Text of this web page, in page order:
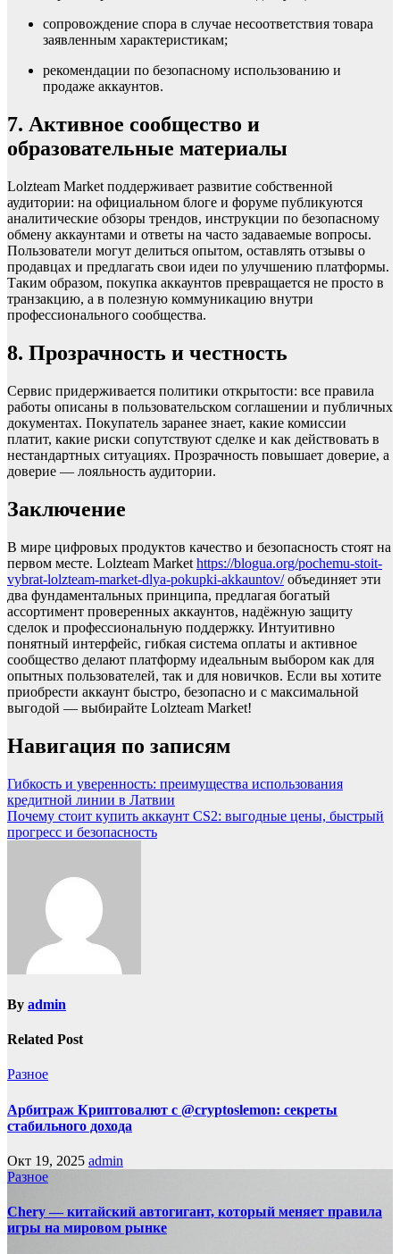
сопровождение спора в случае несоответствия товара
заявленным характеристикам;
рекомендации по безопасному использованию и
продаже аккаунтов.
7. Активное сообщество и
образовательные материалы
Lolzteam Market поддерживает развитие собственной
аудитории: на официальном блоге и форуме публикуются
аналитические обзоры трендов, инструкции по безопасному
обмену аккаунтами и ответы на часто задаваемые вопросы.
Пользователи могут делиться опытом, оставлять отзывы о
продавцах и предлагать свои идеи по улучшению платформы.
Таким образом, покупка аккаунтов превращается не просто в
транзакцию, а в полезную коммуникацию внутри
профессионального сообщества.
8. Прозрачность и честность
Сервис придерживается политики открытости: все правила
работы описаны в пользовательском соглашении и публичных
документах. Покупатель заранее знает, какие комиссии
платит, какие риски сопутствуют сделке и как действовать в
нестандартных ситуациях. Прозрачность повышает доверие, а
доверие — лояльность аудитории.
Заключение
В мире цифровых продуктов качество и безопасность стоят на
первом месте. Lolzteam Market https://blogua.org/pochemu-stoit-
vybrat-lolzteam-market-dlya-pokupki-akkauntov/объединяет эти
два фундаментальных принципа, предлагая богатый
ассортимент проверенных аккаунтов, надёжную защиту
сделок и профессиональную поддержку. Интуитивно
понятный интерфейс, гибкая система оплаты и активное
сообщество делают платформу идеальным выбором как для
опытных пользователей, так и для новичков. Если вы хотите
приобрести аккаунт быстро, безопасно и с максимальной
выгодой — выбирайте Lolzteam Market!
Навигация по записям
Гибкость и уверенность: преимущества использования
кредитной линии в Латвии
Почему стоит купить аккаунт CS2: выгодные цены, быстрый
прогресс и безопасность
By admin
Related Post
Разное
Арбитраж Криптовалют с @cryptoslemon: секреты
стабильного дохода
Окт 19, 2025 admin
Разное
Chery — китайский автогигант, который меняет правила
игры на мировом рынке